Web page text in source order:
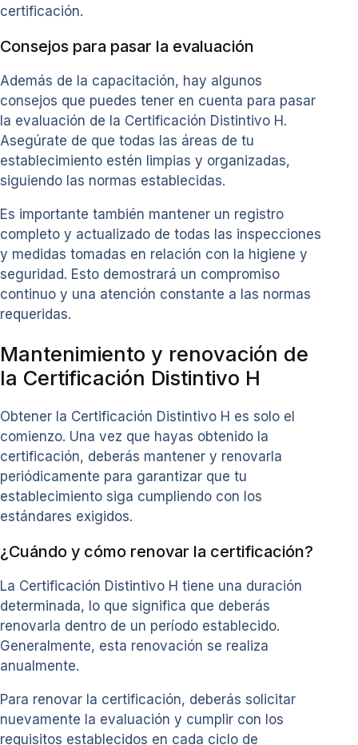
certificación.
Consejos para pasar la evaluación
Además de la capacitación, hay algunos
consejos que puedes tener en cuenta para pasar
la evaluación de la Certificación Distintivo H.
Asegúrate de que todas las áreas de tu
establecimiento estén limpias y organizadas,
siguiendo las normas establecidas.
Es importante también mantener un registro
completo y actualizado de todas las inspecciones
y medidas tomadas en relación con la higiene y
seguridad. Esto demostrará un compromiso
continuo y una atención constante a las normas
requeridas.
Mantenimiento y renovación de
la Certificación Distintivo H
Obtener la Certificación Distintivo H es solo el
comienzo. Una vez que hayas obtenido la
certificación, deberás mantener y renovarla
periódicamente para garantizar que tu
establecimiento siga cumpliendo con los
estándares exigidos.
¿Cuándo y cómo renovar la certificación?
La Certificación Distintivo H tiene una duración
determinada, lo que significa que deberás
renovarla dentro de un período establecido.
Generalmente, esta renovación se realiza
anualmente.
Para renovar la certificación, deberás solicitar
nuevamente la evaluación y cumplir con los
requisitos establecidos en cada ciclo de